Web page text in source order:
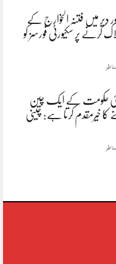
دیر میں فتنہ الخوارج کے
پر سکیورٹی فورسز کو
نئی حکومت کے ایک چین
خیرمقدم کرتا ہے: چینی